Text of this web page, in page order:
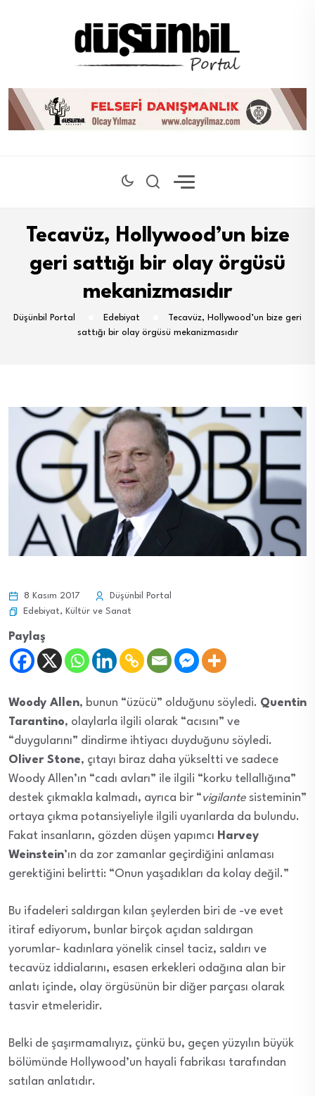
Tecavüz, Hollywood’un bize
geri sattığı bir olay örgüsü
mekanizmasıdır
Düşünbil Portal Edebiyat
Tecavüz, Hollywood’un bize geri
sattığı bir olay örgüsü mekanizmasıdır
8 Kasım 2017
Düşünbil Portal
Edebiyat, Kültür ve Sanat
Paylaş
Woody Allen, bunun “üzücü” olduğunu söyledi. Quentin
Tarantino, olaylarla ilgili olarak “acısını” ve
“duygularını” dindirme ihtiyacı duyduğunu söyledi.
Oliver Stone, çıtayı biraz daha yükseltti ve sadece
Woody Allen’ın “cadı avları” ile ilgili “korku tellallığına”
destek çıkmakla kalmadı, ayrıca bir “vigilante sisteminin”
ortaya çıkma potansiyeliyle ilgili uyarılarda da bulundu.
Fakat insanların, gözden düşen yapımcı Harvey
Weinstein’ın da zor zamanlar geçirdiğini anlaması
gerektiğini belirtti: “Onun yaşadıkları da kolay değil.”
Bu ifadeleri saldırgan kılan şeylerden biri de -ve evet
itiraf ediyorum, bunlar birçok açıdan saldırgan
yorumlar- kadınlara yönelik cinsel taciz, saldırı ve
tecavüz iddialarını, esasen erkekleri odağına alan bir
anlatı içinde, olay örgüsünün bir diğer parçası olarak
tasvir etmeleridir.
Belki de şaşırmamalıyız, çünkü bu, geçen yüzyılın büyük
bölümünde Hollywood’un hayali fabrikası tarafından
satılan anlatıdır.